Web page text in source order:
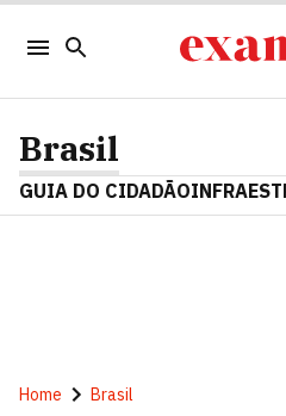
Brasil
GUIA DO CIDADÃO
Home Brasil